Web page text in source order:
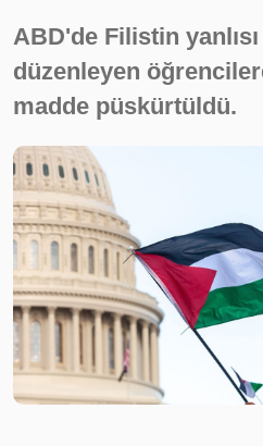
ABD'de Filistin
düzenleyen
madde püskürtüldü.